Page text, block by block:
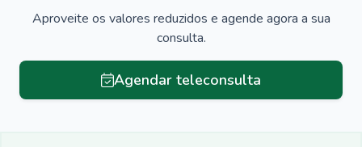
Aproveite os valores reduzidos e agende agora a sua
consulta.
Agendar teleconsulta